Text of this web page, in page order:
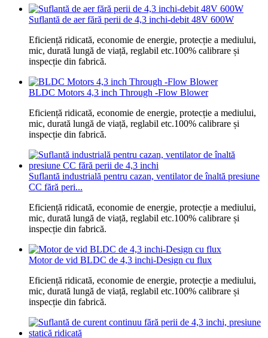
Suflantă de aer fără perii de 4,3 inchi-debit 48V 600W
Eficiență ridicată, economie de energie, protecție a mediului,
mic, durată lungă de viață, reglabil etc.100% calibrare și
inspecție din fabrică.
BLDC Motors 4,3 inch Through -Flow Blower
Eficiență ridicată, economie de energie, protecție a mediului,
mic, durată lungă de viață, reglabil etc.100% calibrare și
inspecție din fabrică.
Suflantă industrială pentru cazan, ventilator de înaltă presiune
CC fără peri...
Eficiență ridicată, economie de energie, protecție a mediului,
mic, durată lungă de viață, reglabil etc.100% calibrare și
inspecție din fabrică.
Motor de vid BLDC de 4,3 inchi-Design cu flux
Eficiență ridicată, economie de energie, protecție a mediului,
mic, durată lungă de viață, reglabil etc.100% calibrare și
inspecție din fabrică.